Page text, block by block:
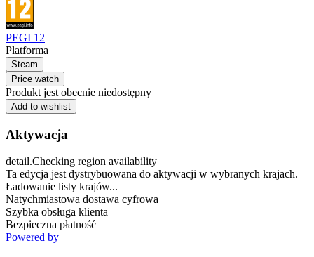
PEGI 12
Platforma
Steam
Price watch
Produkt jest obecnie niedostępny
Add to wishlist
Aktywacja
detail.Checking region availability
Ta edycja jest dystrybuowana do aktywacji w wybranych krajach.
Ładowanie listy krajów...
Natychmiastowa dostawa cyfrowa
Szybka obsługa klienta
Bezpieczna płatność
Powered by